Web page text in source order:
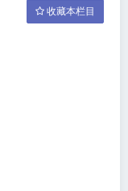
收藏本栏目